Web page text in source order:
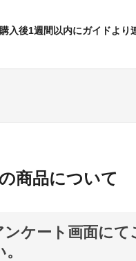
入後1週間以内にガイドより
商品について
ケート画面にて